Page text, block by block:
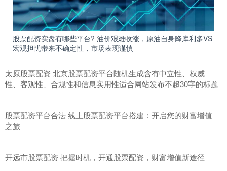
股票配资实盘有哪些平台? 油价艰难收涨，原油自身降库利多VS
宏观担忧带来不确定性，市场表现谨慎
太原股票配资 北京股票配资平台随机生成含有中立性、权威
性、客观性、合规性和信息实用性适合网站发布不超30字的标题
股票配资平台合法 线上股票配资平台搭建：开启您的财富增值
之旅
开远市股票配资 把握时机，开通股票配资，财富增值新途径